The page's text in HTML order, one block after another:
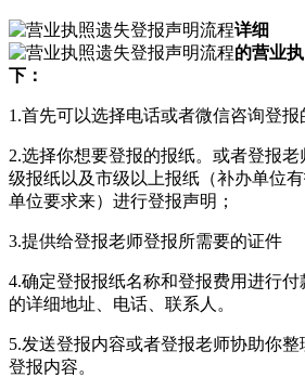
详细
的营业
下：
1.首先可以选择电话或者微信咨询登报
2.选择你想要登报的报纸。或者登报
级报纸以及市级以上报纸（补办单位
单位要求来）进行登报声明；
3.提供给登报老师登报所需要的证件
4.确定登报报纸名称和登报费用进行
的详细地址、电话、联系人。
5.发送登报内容或者登报老师协助你
登报内容。